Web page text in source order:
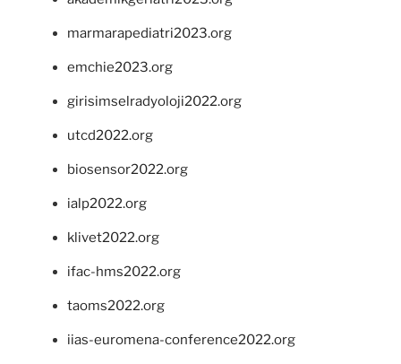
marmarapediatri2023.org
emchie2023.org
girisimselradyoloji2022.org
utcd2022.org
biosensor2022.org
ialp2022.org
klivet2022.org
ifac-hms2022.org
taoms2022.org
iias-euromena-conference2022.org